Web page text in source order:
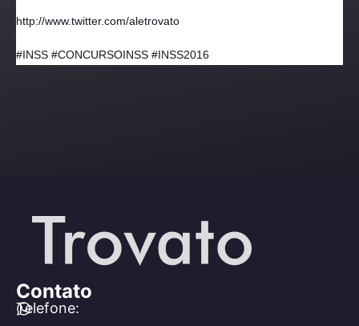
http://www.twitter.com/aletrovato
#INSS #CONCURSOINSS #INSS2016
Contato
Telefone: